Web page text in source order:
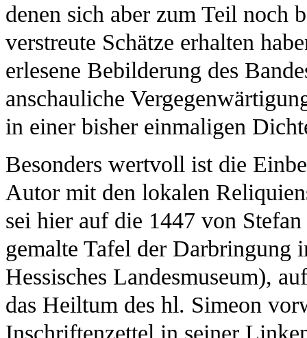
denen sich aber zum Teil noch
verstreute Schätze erhalten
erlesene Bebilderung des
anschauliche
in einer bisher einmaligen
Besonders wertvoll ist die
Autor mit den lokalen
sei hier auf die 1447 von
gemalte Tafel der Darbringung
Hessisches Landesmuseum),
das Heiltum des hl. Simeon
Inschriftenzettel in seiner